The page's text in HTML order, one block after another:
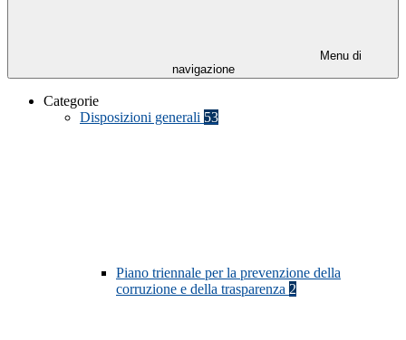
Menu di
navigazione
Categorie
Disposizioni generali 53
Piano triennale per la prevenzione della
corruzione e della trasparenza 2